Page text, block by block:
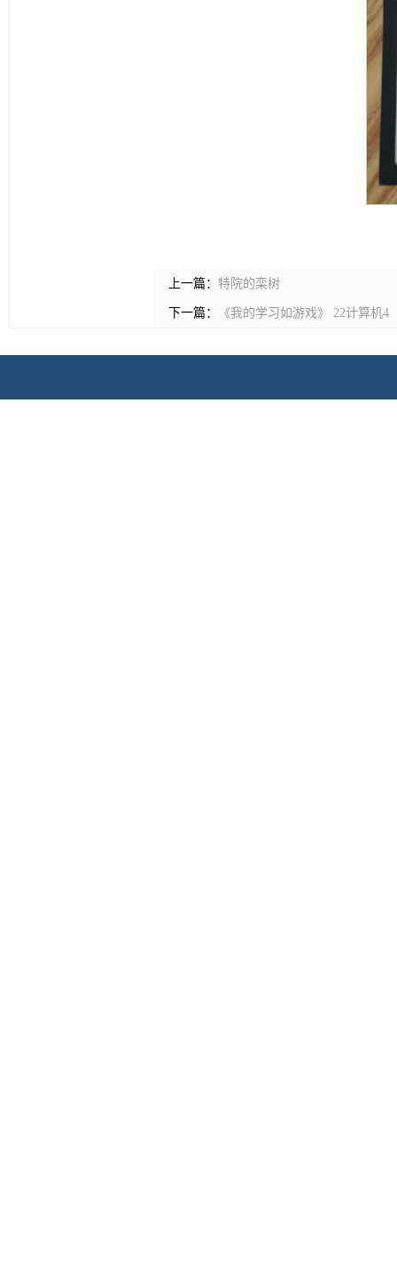
上一篇： 特院的栾树
下一篇： 《我的学习如游戏》 22计算机4